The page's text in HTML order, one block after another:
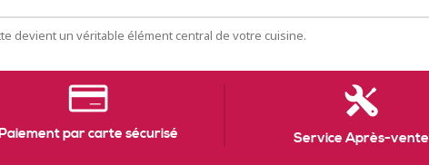
devient un véritable élément central de votre cuisine.
par carte sécurisé Service Après-vente